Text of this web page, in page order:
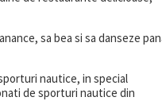
sa bea si sa danseze
nautice, in special
de sporturi nautice din